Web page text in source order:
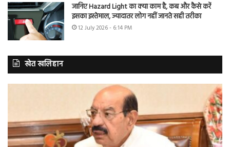
जानिए Hazard Light का क्या काम है, कब और कैसे करें
इसका इस्तेमाल, ज्यादातर लोग नहीं जानते सही तरीका
12 July 2026 - 6:14 PM
खेत खलिहान